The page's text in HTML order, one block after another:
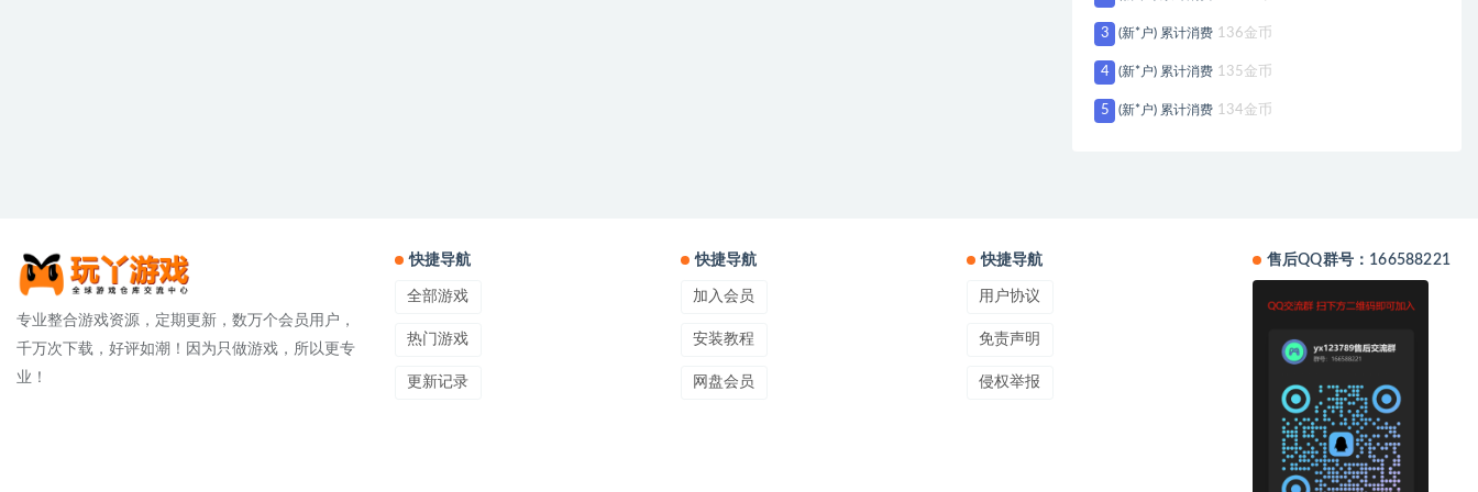
3 (新*户) 累计消费 136金币
4 (新*户) 累计消费 135金币
5 (新*户) 累计消费 134金币
专业整合游戏资源，定期更新，数万个会员用户，
千万次下载，好评如潮！因为只做游戏，所以更专
业！
快捷导航
全部游戏
热门游戏
更新记录
快捷导航
加入会员
安装教程
网盘会员
快捷导航
用户协议
免责声明
侵权举报
售后QQ群号：166588221